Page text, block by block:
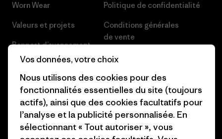
Worn Wear
Valeurs et projets
Rapport d’avancement
Business Unusual
Objectifs climatiques
1% For The Planet
Comment nous finançons
Politique de confidentialité
Conditions générales
de vente
Préférences de cookie
Carrières
Presse et media
Industry program
Programme d’affiliation
Vos données, votre choix
Nous utilisons des cookies pour des
fonctionnalités essentielles du site (toujours
actifs), ainsi que des cookies facultatifs pour
l’analyse et la publicité personnalisée. En
sélectionnant « Tout autoriser », vous